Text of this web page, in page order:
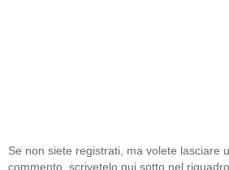
Se non siete registrati, ma volete lasciare
commento, scrivetelo qui sotto nel riquadro,